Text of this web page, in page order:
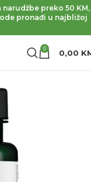
preko 50 KM,
pronađi u najbližoj
0 0,00